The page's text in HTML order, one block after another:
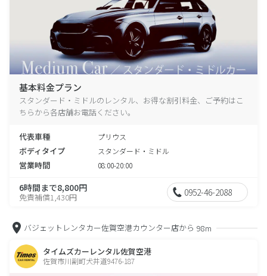
基本料金プラン
スタンダード・ミドルのレンタル、お得な割引料金、ご予約はこ
ちらから各店舗お電話ください。
代表車種 プリウス
ボディタイプ スタンダード・ミドル
営業時間 08:00-20:00
6時間まで8,800円
免責補償1,430円 0952-46-2088
バジェットレンタカー佐賀空港カウンター店から 98m
タイムズカーレンタル佐賀空港
佐賀市川副町犬井道9476-187